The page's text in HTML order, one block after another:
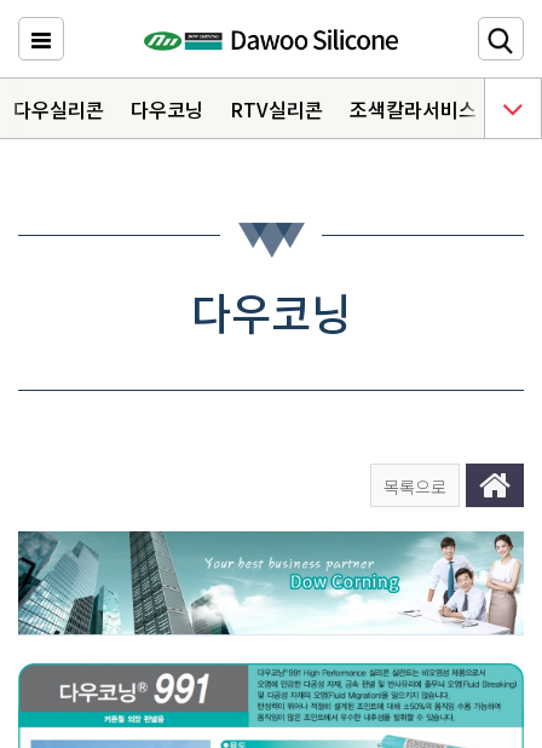
다우실리콘
HOME
다우코닝
목록으로
다우실리콘 다우코닝 RTV실리콘 조색칼라서비스 다
주요메뉴 바로가기